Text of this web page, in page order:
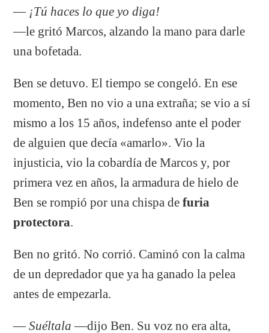
— ¡Tú haces lo que yo diga!
—le gritó Marcos, alzando la mano para darle
una bofetada.
Ben se detuvo. El tiempo se congeló. En ese
momento, Ben no vio a una extraña; se vio a sí
mismo a los 15 años, indefenso ante el poder
de alguien que decía «amarlo». Vio la
injusticia, vio la cobardía de Marcos y, por
primera vez en años, la armadura de hielo de
Ben se rompió por una chispa defuria
protectora.
Ben no gritó. No corrió. Caminó con la calma
de un depredador que ya ha ganado la pelea
antes de empezarla.
—Suéltala —dijo Ben. Su voz no era alta,